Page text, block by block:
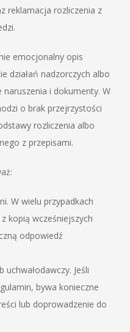
reklamacja rozliczenia z
emocjonalny opis
działań nadzorczych albo
i dokumenty. W
o brak przejrzystości
rozliczenia albo
z przepisami.
W wielu przypadkach
kopią wcześniejszych
odpowiedź
Jeśli
bywa konieczne
lub doprowadzenie do